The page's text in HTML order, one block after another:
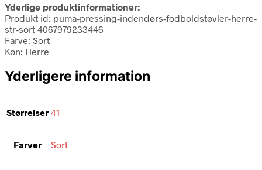
Yderlige produktinformationer:
Produkt id: puma-pressing-indendørs-fodboldstøvler-herre-
str-sort 4067979233446
Farve: Sort
Køn: Herre
Yderligere information
Størrelser 41
Farver Sort